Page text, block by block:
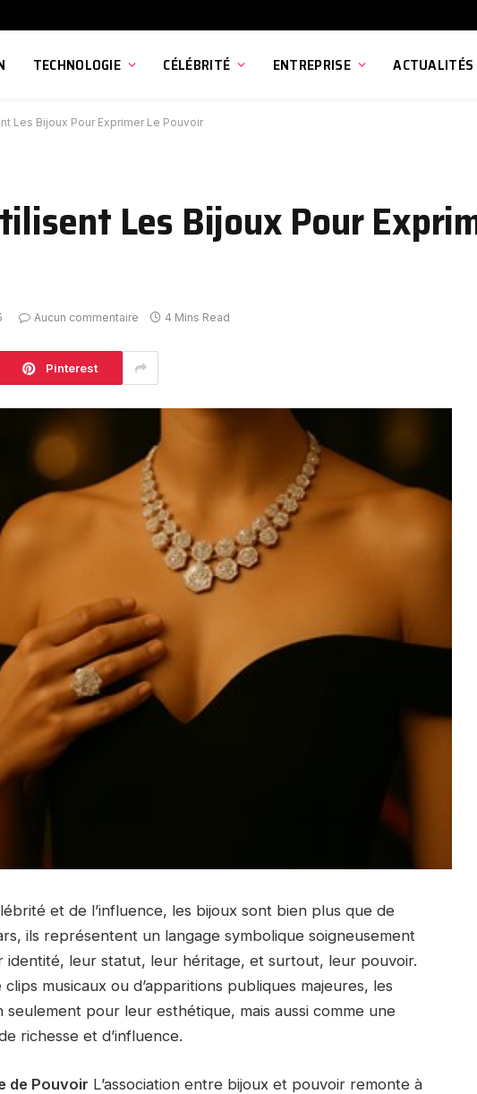
TECHNOLOGIE CÉLÉBRITÉ ENTREPRISE ACTUALITÉS
Les Bijoux Pour Exprimer Le Pouvoir
Les Bijoux Pour
Aucun commentaire 4 Mins Read
Pinterest
et de l’influence, les bijoux sont bien plus que de
ils représentent un langage symbolique soigneusement
identité, leur statut, leur héritage, et surtout, leur pouvoir.
clips musicaux ou d’apparitions publiques majeures, les
pour leur esthétique, mais aussi comme une
richesse et d’influence.
de Pouvoir L’association entre bijoux et pouvoir remonte à